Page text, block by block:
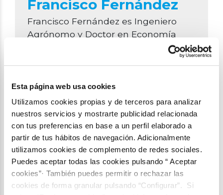
Esta página web usa cookies
Utilizamos cookies propias y de terceros para analizar
nuestros servicios y mostrarte publicidad relacionada
con tus preferencias en base a un perfil elaborado a
partir de tus hábitos de navegación. Adicionalmente
utilizamos cookies de complemento de redes sociales.
Puedes aceptar todas las cookies pulsando “ Aceptar
cookies”· También puedes permitir o rechazar las
cookies de forma granular pulsando “Configurar”. Si
Francisco Fernández
Francisco Fernández es Ingeniero
Agrónomo y Doctor en Economía
Agraria, Alimentaria y de los Recursos
especializado en el desarrollo y uso
de métodos cuantitativos y
herramientas de apoyo a la toma de
decisiones para evaluar los probables
impactos económicos de políticas y
sucesos climáticos que afectan a la
agricultura y recursos naturales. Su
investigación actual gira en torno a
dos temas principales i) Evaluación